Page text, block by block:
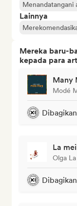
Menandatangani
Lainnya
Mereka baru-
kepada para
Many
Modé
La
Olga